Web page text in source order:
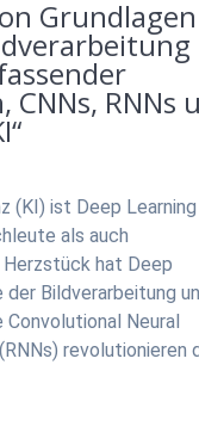
Grundlagen
RNNs
(KI) ist Deep Learning
als auch
hat Deep
Bildverarbeitung
Neural
revolutionieren